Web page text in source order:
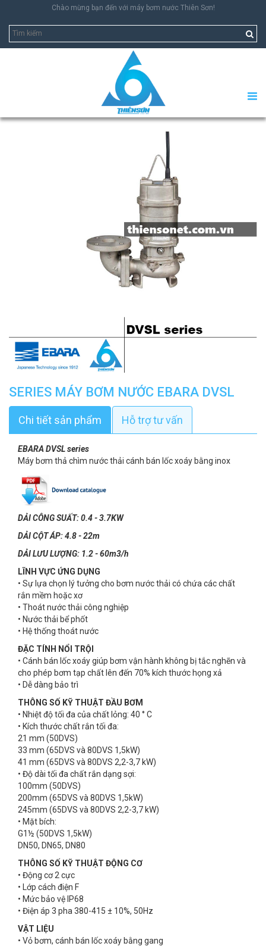
Chào mừng bạn đến với máy bơm nước Thiên Sơn!
SERIES MÁY BƠM NƯỚC EBARA DVSL
Chi tiết sản phẩm Hỗ trợ tư vấn
EBARA DVSL series
Máy bơm thả chìm nước thải cánh bán lốc xoáy bằng inox
DẢI CÔNG SUẤT: 0.4 - 3.7KW
DẢI CỘT ÁP: 4.8 - 22m
DẢI LƯU LƯỢNG: 1.2 - 60m3/h
LĨNH VỰC ỨNG DỤNG
• Sự lựa chọn lý tưởng cho bơm nước thải có chứa các chất
rắn mềm hoặc xơ
• Thoát nước thải công nghiệp
• Nước thải bể phốt
• Hệ thống thoát nước
ĐẶC TÍNH NỔI TRỘI
• Cánh bán lốc xoáy giúp bơm vận hành không bị tắc nghẽn và
cho phép bơm tạp chất lên đến 70% kích thước họng xả
• Dễ dàng bảo trì
THÔNG SỐ KỸ THUẬT ĐẦU BƠM
• Nhiệt độ tối đa của chất lỏng: 40 ° C
• Kích thước chất rắn tối đa:
21 mm (50DVS)
33 mm (65DVS và 80DVS 1,5kW)
41 mm (65DVS và 80DVS 2,2-3,7 kW)
• Độ dài tối đa chất rắn dạng sợi:
100mm (50DVS)
200mm (65DVS và 80DVS 1,5kW)
245mm (65DVS và 80DVS 2,2-3,7 kW)
• Mặt bích:
G1½ (50DVS 1,5kW)
DN50, DN65, DN80
THÔNG SỐ KỸ THUẬT ĐỘNG CƠ
• Động cơ 2 cực
• Lớp cách điện F
• Mức bảo vệ IP68
• Điện áp 3 pha 380-415 ± 10%, 50Hz
VẬT LIỆU
• Vỏ bơm, cánh bán lốc xoáy bằng gang